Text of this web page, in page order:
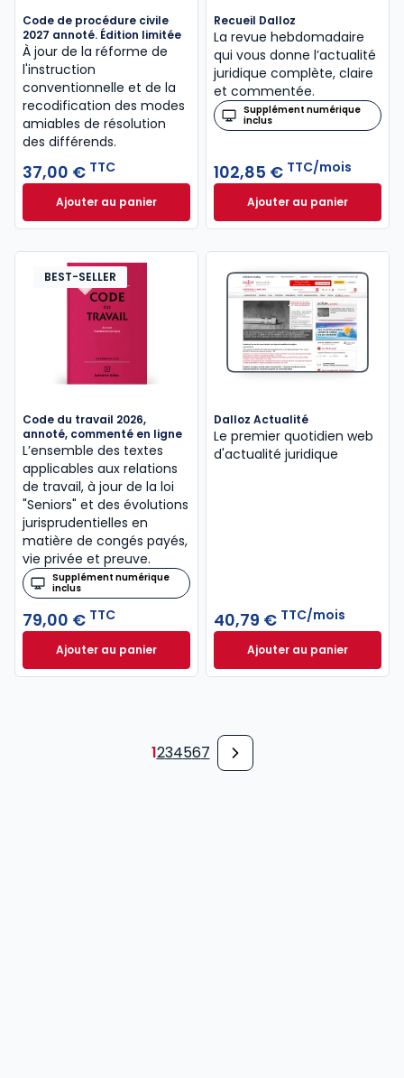
Code de procédure civile
2027 annoté. Édition limitée
À jour de la réforme de
l'instruction
conventionnelle et de la
recodification des modes
amiables de résolution
des différends.
37,00 € TTC
Ajouter au panierCode de procédure civile 2027 annoté. Édition
Recueil Dalloz
La revue hebdomadaire
qui vous donne l’actualité
juridique complète, claire
et commentée.
Supplément numérique
inclus
102,85 € TTC/mois
Ajouter au panier
Recueil Dalloz à
BEST-SELLER
Code du travail 2026,
annoté, commenté en ligne
L’ensemble des textes
applicables aux relations
de travail, à jour de la loi
"Seniors" et des évolutions
jurisprudentielles en
matière de congés payés,
vie privée et preuve.
Supplément numérique
inclus
79,00 € TTC
Ajouter au panierCode du travail 2026, annoté, commenté en ligne à
Dalloz Actualité
Le premier quotidien web
d'actualité juridique
40,79 € TTC/mois
Ajouter au panier
Dalloz Actualité
1234567